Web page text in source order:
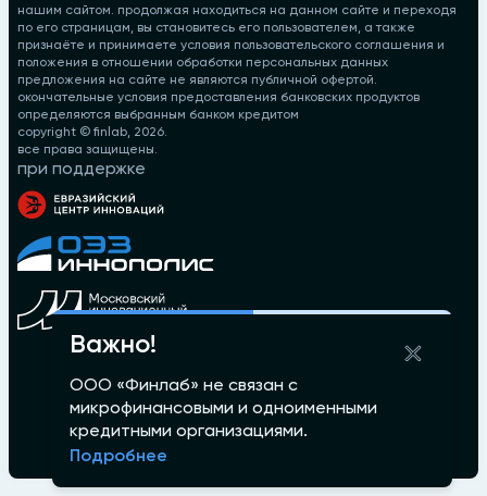
нашим сайтом. продолжая находиться на данном сайте и переходя
по его страницам, вы становитесь его пользователем, а также
признаёте и принимаете условия пользовательского соглашения и
положения в отношении обработки персональных данных
предложения на сайте не являются публичной офертой.
окончательные условия предоставления банковских продуктов
определяются выбранным банком кредитом
copyright © finlab, 2026.
все права защищены.
при поддержке
Важно!
ООО «Финлаб» не связан с
микрофинансовыми и одноименными
кредитными организациями.
Подробнее